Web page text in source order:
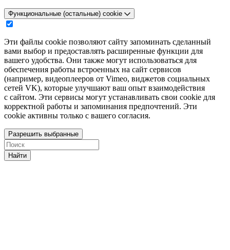
Функциональные (остальные) cookie
Эти файлы cookie позволяют сайту запоминать сделанный
вами выбор и предоставлять расширенные функции для
вашего удобства. Они также могут использоваться для
обеспечения работы встроенных на сайт сервисов
(например, видеоплееров от Vimeo, виджетов социальных
сетей VK), которые улучшают ваш опыт взаимодействия
с сайтом. Эти сервисы могут устанавливать свои cookie для
корректной работы и запоминания предпочтений. Эти
cookie активны только с вашего согласия.
Разрешить выбранные
Найти